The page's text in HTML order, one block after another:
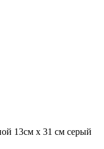
13см х 31 см серый